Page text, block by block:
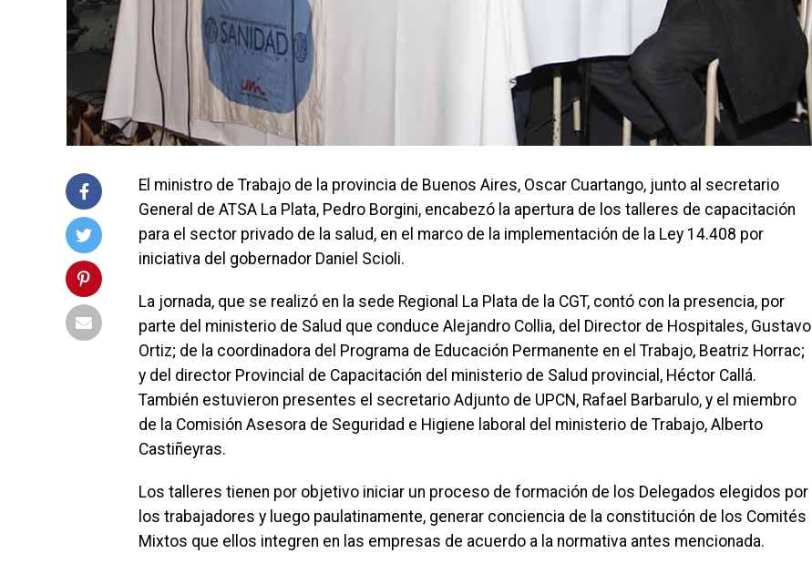
El ministro de Trabajo de la provincia de Buenos Aires, Oscar Cuartango, junto al secretario
General de ATSA La Plata, Pedro Borgini, encabezó la apertura de los talleres de capacitación
para el sector privado de la salud, en el marco de la implementación de la Ley 14.408 por
iniciativa del gobernador Daniel Scioli.
La jornada, que se realizó en la sede Regional La Plata de la CGT, contó con la presencia, por
parte del ministerio de Salud que conduce Alejandro Collia, del Director de Hospitales, Gustavo
Ortiz; de la coordinadora del Programa de Educación Permanente en el Trabajo, Beatriz Horrac;
y del director Provincial de Capacitación del ministerio de Salud provincial, Héctor Callá.
También estuvieron presentes el secretario Adjunto de UPCN, Rafael Barbarulo, y el miembro
de la Comisión Asesora de Seguridad e Higiene laboral del ministerio de Trabajo, Alberto
Castiñeyras.
Los talleres tienen por objetivo iniciar un proceso de formación de los Delegados elegidos por
los trabajadores y luego paulatinamente, generar conciencia de la constitución de los Comités
Mixtos que ellos integren en las empresas de acuerdo a la normativa antes mencionada.